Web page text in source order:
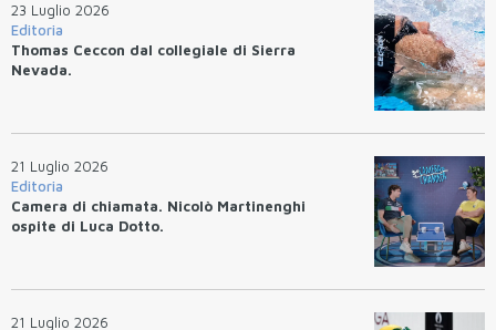
23 Luglio 2026
Editoria
Thomas Ceccon dal collegiale di Sierra
Nevada.
21 Luglio 2026
Editoria
Camera di chiamata. Nicolò Martinenghi
ospite di Luca Dotto.
21 Luglio 2026